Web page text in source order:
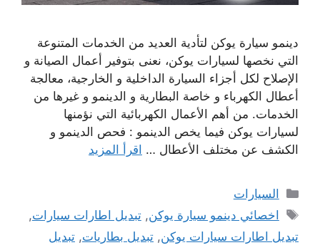
دينمو سيارة يوكن لتأدية العديد من الخدمات المتنوعة
التي نخصها لسيارات يوكن، نعنى بتوفير أعمال الصيانة و
الإصلاح لكل أجزاء السيارة الداخلية و الخارجية، معالجة
أعطال الكهرباء و خاصة البطارية و الدينمو و غيرها من
الخدمات. من أهم الأعمال الكهربائية التي نؤمنها
لسيارات يوكن فيما يخص الدينمو : فحص الدينمو و
الكشف عن مختلف الأعطال … اقرأ المزيد
التصنيفات
السيارات
الوسوم
اخصائي دينمو سيارة يوكن,تبديل اطارات سيارات,
تبديل اطارات سيارات يوكن, تبديل بطاريات, تبديل